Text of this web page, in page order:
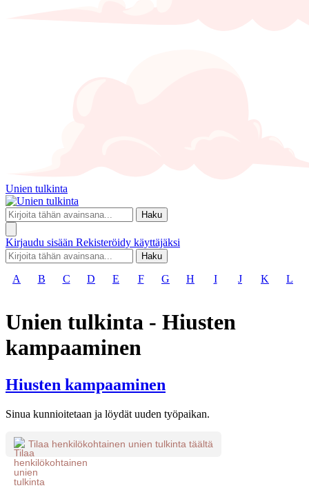
Unien tulkinta
Haku
Kirjaudu sisään Rekisteröidy käyttäjäksi
Haku
A B C D E F G H I J K L
Unien tulkinta - Hiusten
kampaaminen
Hiusten kampaaminen
Sinua kunnioitetaan ja löydät uuden työpaikan.
Tilaa henkilökohtainen unien tulkinta täältä